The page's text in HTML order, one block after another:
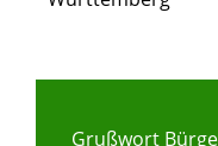
Grußwort